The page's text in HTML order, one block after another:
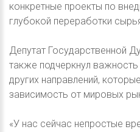
конкретные проекты по
глубокой переработки
Депутат Государственной
также подчеркнул важность
других направлений,
зависимость от мировых
«У нас сейчас непростые